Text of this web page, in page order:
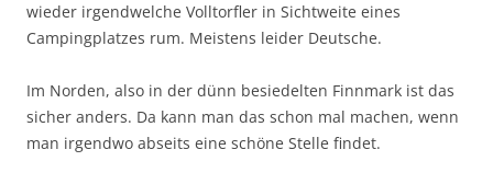
wieder irgendwelche Volltorfler in Sichtweite eines
Campingplatzes rum. Meistens leider Deutsche.
Im Norden, also in der dünn besiedelten Finnmark ist das
sicher anders. Da kann man das schon mal machen, wenn
man irgendwo abseits eine schöne Stelle findet.